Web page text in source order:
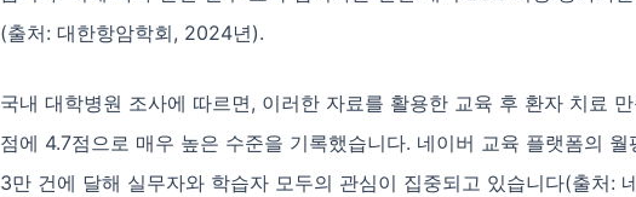
(출처: 대한항암학회, 2024년).
국내 대학병원 조사에 따르면, 이러한 자료를 활용한 교육 후 환자 치료
점에 4.7점으로 매우 높은 수준을 기록했습니다. 네이버 교육 플랫폼의 월
3만 건에 달해 실무자와 학습자 모두의 관심이 집중되고 있습니다(출처: